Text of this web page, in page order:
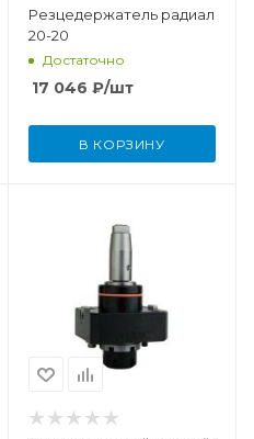
Резцедержатель радиальный
20-20
Достаточно
17 046 ₽/шт
В КОРЗИНУ